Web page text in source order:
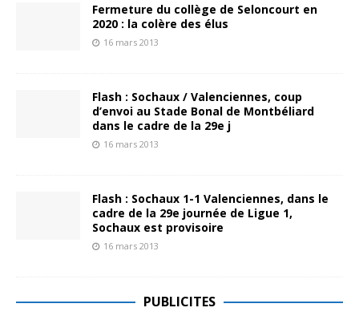
Fermeture du collège de Seloncourt en
2020 : la colère des élus
16 mars 2013
Flash : Sochaux / Valenciennes, coup
d’envoi au Stade Bonal de Montbéliard
dans le cadre de la 29e j
16 mars 2013
Flash : Sochaux 1-1 Valenciennes, dans le
cadre de la 29e journée de Ligue 1,
Sochaux est provisoire
16 mars 2013
PUBLICITES